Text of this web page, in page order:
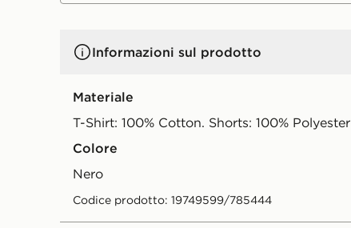
Informazioni sul prodotto
Materiale
T-Shirt: 100% Cotton. Shorts: 100% Polyester
Colore
nero
Codice prodotto: 19749599/785444